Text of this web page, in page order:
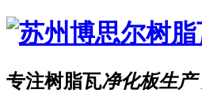
专注树脂瓦净化板生产